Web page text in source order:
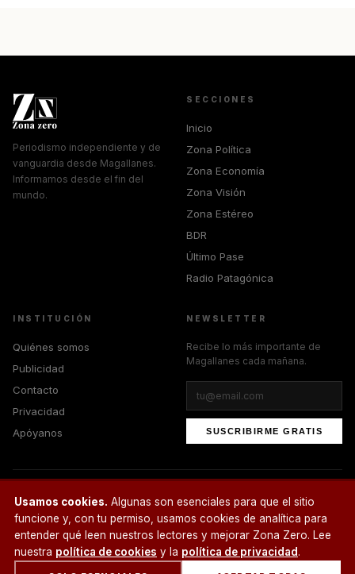
Periodismo independiente y de
vanguardia desde Magallanes.
Informamos desde el fin del
mundo.
SECCIONES
Inicio
Zona Política
Zona Economía
Zona Visión
Zona Estéreo
BDR
Último Pase
Radio Patagónica
INSTITUCIÓN
Quiénes somos
Publicidad
Contacto
Privacidad
Apóyanos
NEWSLETTER
Recibe lo más importante de
Magallanes cada mañana.
SUSCRIBIRME GRATIS
© 2026 Zona Zero Media. Todos los derechos reservados.
Usamos cookies. Algunas son esenciales para que el sitio
funcione y, con tu permiso, usamos cookies de analítica para
entender qué leen nuestros lectores y mejorar Zona Zero. Lee
nuestra política de cookies y la política de privacidad.
¿Un café?